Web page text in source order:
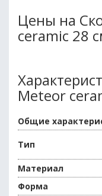
Цены на
ceramic 28
Meteor
Общие
Тип
Материал
Форма